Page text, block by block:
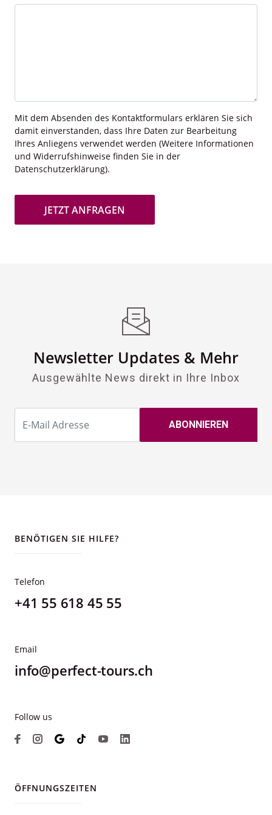
Mit dem Absenden des Kontaktformulars erklären Sie sich
damit einverstanden, dass Ihre Daten zur Bearbeitung
Ihres Anliegens verwendet werden (Weitere Informationen
und Widerrufshinweise finden Sie in der
Datenschutzerklärung).
JETZT ANFRAGEN
Newsletter Updates & Mehr
Ausgewählte News direkt in Ihre Inbox
BENÖTIGEN SIE HILFE?
Telefon
+41 55 618 45 55
Email
info@perfect-tours.ch
Follow us
ÖFFNUNGSZEITEN